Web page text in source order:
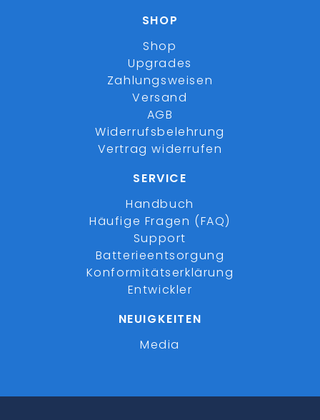
SHOP
Shop
Upgrades
Zahlungsweisen
Versand
AGB
Widerrufsbelehrung
Vertrag widerrufen
SERVICE
Handbuch
Häufige Fragen (FAQ)
Support
Batterieentsorgung
Konformitätserklärung
Entwickler
NEUIGKEITEN
Media